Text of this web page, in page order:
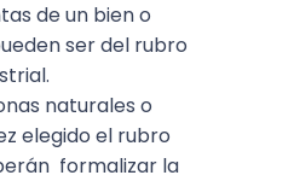
de un bien o
ser del rubro
naturales o
elegido el rubro
formalizar la